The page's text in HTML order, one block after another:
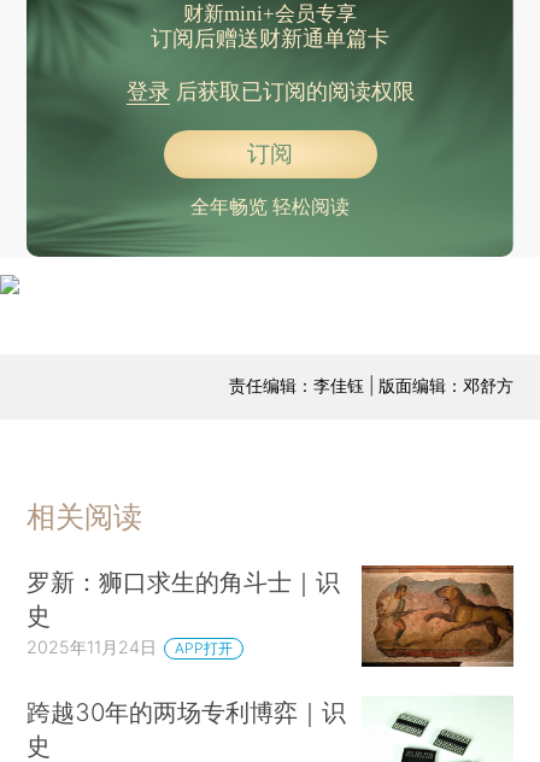
财新mini+会员专享
订阅后赠送财新通单篇卡
登录后获取已订阅的阅读权限
订阅
全年畅览 轻松阅读
责任编辑：李佳钰 | 版面编辑：邓舒方
相关阅读
罗新：狮口求生的角斗士｜识
史
2025年11月24日 APP打开
跨越30年的两场专利博弈｜识
史